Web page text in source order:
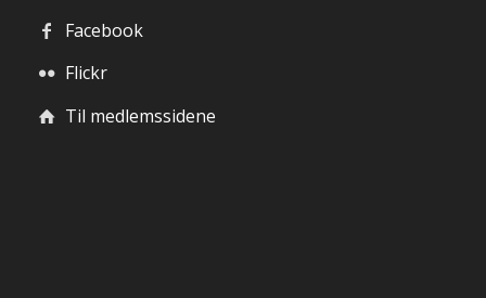
Facebook
Flickr
Til medlemssidene